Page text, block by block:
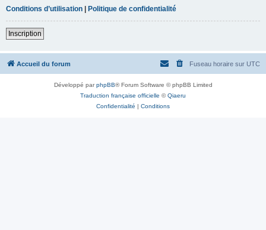
Conditions d’utilisation | Politique de confidentialité
Inscription
Accueil du forum Fuseau horaire sur UTC
Développé parphpBB® Forum Software © phpBB Limited
Traduction française officielle ©Qiaeru
Confidentialité | Conditions